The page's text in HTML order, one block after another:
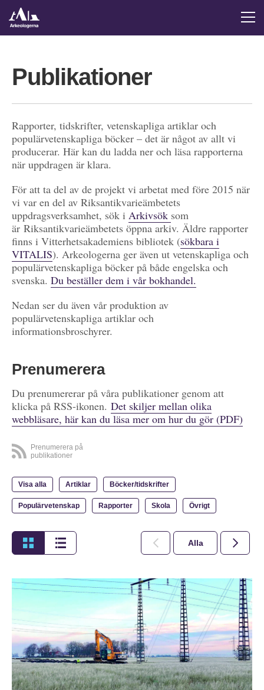
Publikationer
Rapporter, tidskrifter, vetenskapliga artiklar och
populärvetenskapliga böcker – det är något av allt vi
producerar. Här kan du ladda ner och läsa rapporterna
när uppdragen är klara.
För att ta del av de projekt vi arbetat med före 2015 när
vi var en del av Riksantikvarieämbetets
uppdragsverksamhet, sök i Arkivsök som
är Riksantikvarieämbetets öppna arkiv. Äldre rapporter
finns i Vitterhetsakademiens bibliotek (sökbara i
VITALIS). Arkeologerna ger även ut vetenskapliga och
populärvetenskapliga böcker på både engelska och
svenska. Du beställer dem i vår bokhandel.
Nedan ser du även vår produktion av
populärvetenskapliga artiklar och
informationsbroschyrer.
Prenumerera
Du prenumererar på våra publikationer genom att
klicka på RSS-ikonen. Det skiljer mellan olika
webbläsare, här kan du läsa mer om hur du gör (PDF)
Prenumerera på
publikationer
Visa alla Artiklar Böcker/tidskrifter
Populärvetenskap Rapporter Skola Övrigt
Alla 2026